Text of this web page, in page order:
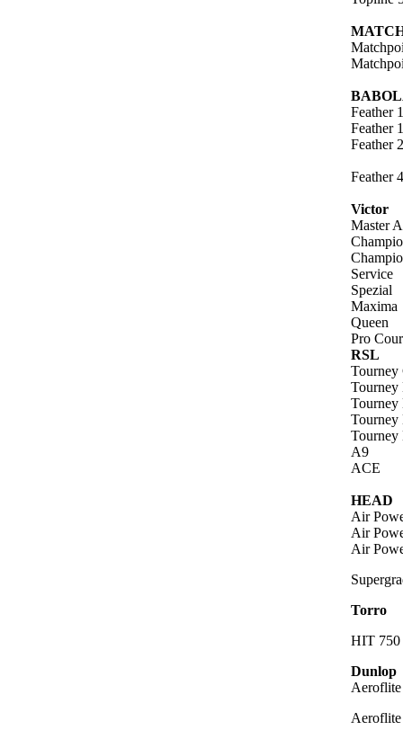
Feather
Feather 1
Feather 2
Feather 4
Victor
Master
Service
Spezial
Maxima
Queen
Pro
RSL
Tourney
Tourney
Tourney
Tourney
Tourney
A9
ACE
HEAD
Air
Air
Air
Torro
HIT 750
Dunlop